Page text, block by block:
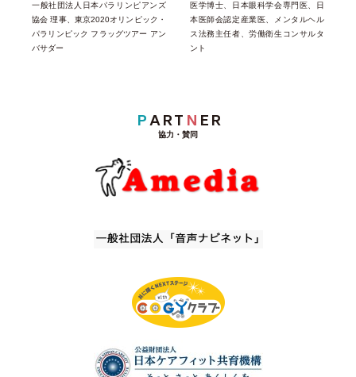
一般社団法人日本パラリンピアンズ
協会 理事、東京2020オリンピック・
パラリンピック フラッグツアー アン
バサダー
医学博士、日本眼科学会専門医、日
本医師会認定産業医、メンタルヘル
ス法務主任者、労働衛生コンサルタ
ント
PARTNER
協力・賛同